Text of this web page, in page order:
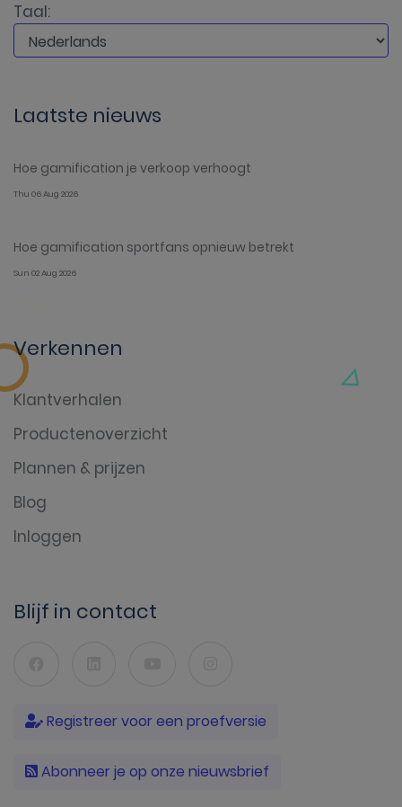
Taal:
Laatste nieuws
Hoe gamification je verkoop verhoogt
Thu 06 Aug 2026
Hoe gamification sportfans opnieuw betrekt
Sun 02 Aug 2026
Verkennen
Klantverhalen
Productenoverzicht
Plannen & prijzen
Blog
Inloggen
Blijf in contact
Registreer voor een proefversie
Abonneer je op onze nieuwsbrief